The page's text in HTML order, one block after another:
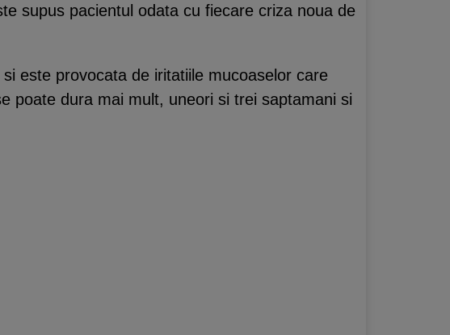
supus pacientul odata cu fiecare criza noua de
este provocata de iritatiile mucoaselor care
poate dura mai mult, uneori si trei saptamani si